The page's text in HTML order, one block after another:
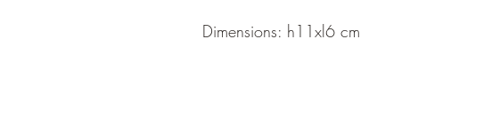
Dimensions: h11xl6 cm